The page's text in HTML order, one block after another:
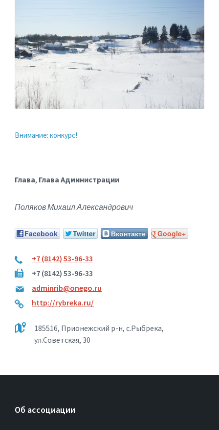
Внимание: конкурс!
Глава, Глава Администрации
Поляков Михаил Александрович
Facebook Twitter Вконтакте Google+
+7 (8142) 53-96-33
+7 (8142) 53-96-33
adminrib@onego.ru
http://rybreka.ru/
185516, Прионежский р-н, с.Рыбрека,
ул.Советская, 30
Об ассоциации